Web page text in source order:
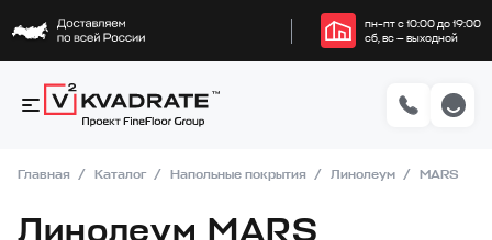
пн–пт с 10:00 до 19:00
сб, вс — выходной
Главная Каталог Напольные покрытия Линолеум MARS
Линолеум MARS